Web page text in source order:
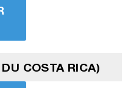
COSTA RICA)